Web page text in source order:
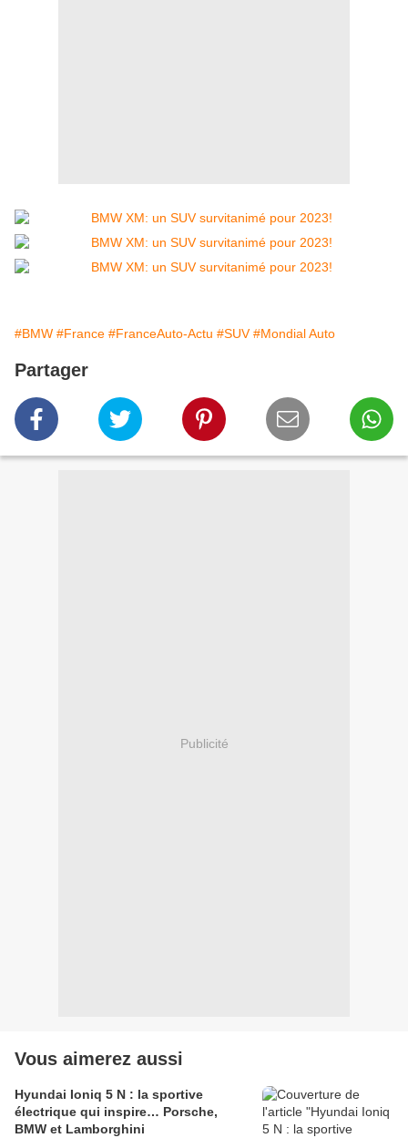
#BMW #France #FranceAuto-Actu #SUV #Mondial Auto
Partager
Publicité
Vous aimerez aussi
Hyundai Ioniq 5 N : la sportive
électrique qui inspire… Porsche,
BMW et Lamborghini